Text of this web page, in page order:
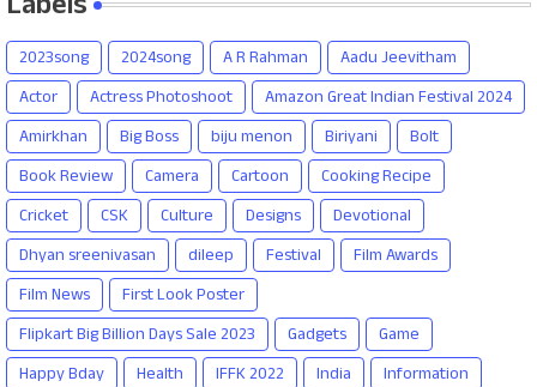
2023song 2024song A R Rahman
Aadu Jeevitham
Actor
Actress Photoshoot
Amazon Great Indian Festival 2024
Amirkhan
Big Boss biju menon Biriyani
Bolt
Book Review
Camera Cartoon
Cooking Recipe
Cricket
CSK Culture Designs
Devotional
Dhyan sreenivasan
dileep Festival
Film Awards
Film News
First Look Poster
Flipkart Big Billion Days Sale 2023
Gadgets
Game
Happy Bday
Health IFFK 2022 India
Information